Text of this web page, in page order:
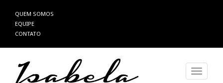
Pular
para
o
QUEM SOMOS
EQUIPE
CONTATO